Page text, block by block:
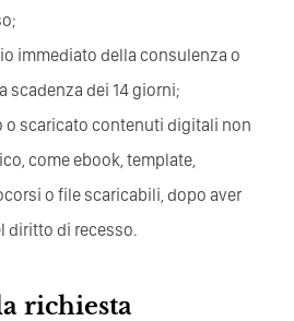
scadenza dei 14 giorni;
come ebook, template,
o file scaricabili, dopo aver
diritto di recesso.
richiesta